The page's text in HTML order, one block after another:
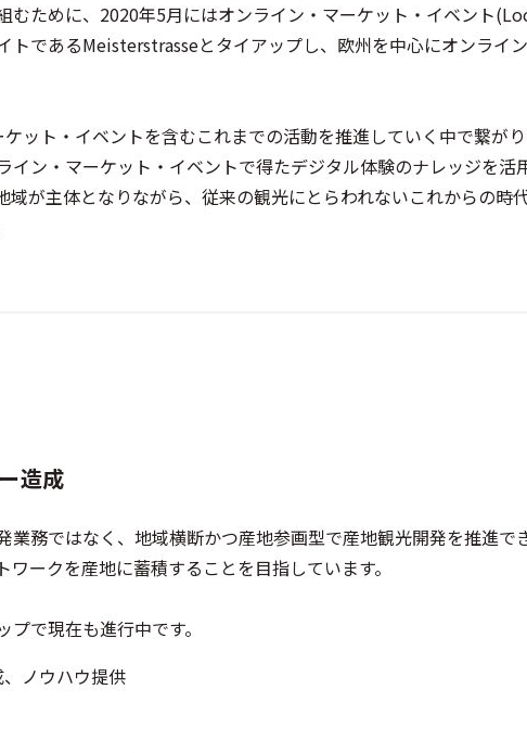
むために、2020年5月にはオンライン・マーケット・イベント
トであるMeisterstrasseとタイアップし、欧州を中心にオンライ
ケット・イベントを含むこれまでの活動を推進していく中で繋が
イン・マーケット・イベントで得たデジタル体験のナレッジを活
が主体となりながら、従来の観光にとらわれないこれからの時
造成
務ではなく、地域横断かつ産地参画型で産地観光開発を推進で
ークを産地に蓄積することを目指しています。
で現在も進行中です。
ノウハウ提供